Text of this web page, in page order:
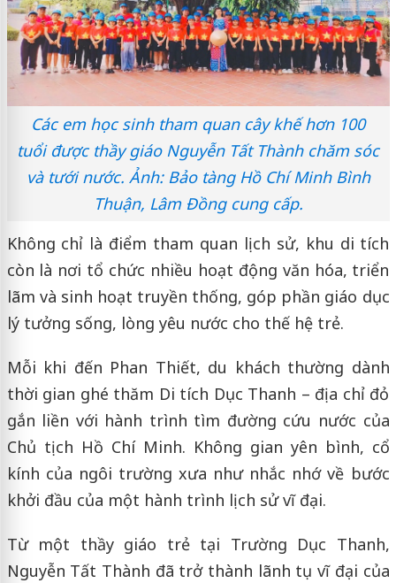
Các em học sinh tham quan cây khế hơn 100
tuổi được thầy giáo Nguyễn Tất Thành chăm sóc
và tưới nước. Ảnh: Bảo tàng Hồ Chí Minh Bình
Thuận, Lâm Đồng cung cấp.
Không chỉ là điểm tham quan lịch sử, khu di tích
còn là nơi tổ chức nhiều hoạt động văn hóa, triển
lãm và sinh hoạt truyền thống, góp phần giáo dục
lý tưởng sống, lòng yêu nước cho thế hệ trẻ.
Mỗi khi đến Phan Thiết, du khách thường dành
thời gian ghé thăm Di tích Dục Thanh – địa chỉ đỏ
gắn liền với hành trình tìm đường cứu nước của
Chủ tịch Hồ Chí Minh. Không gian yên bình, cổ
kính của ngôi trường xưa như nhắc nhớ về bước
khởi đầu của một hành trình lịch sử vĩ đại.
Từ một thầy giáo trẻ tại Trường Dục Thanh,
Nguyễn Tất Thành đã trở thành lãnh tụ vĩ đại của